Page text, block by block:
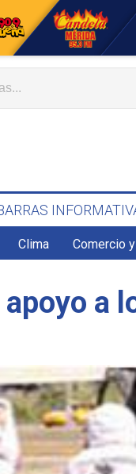
Clima Comercio
a